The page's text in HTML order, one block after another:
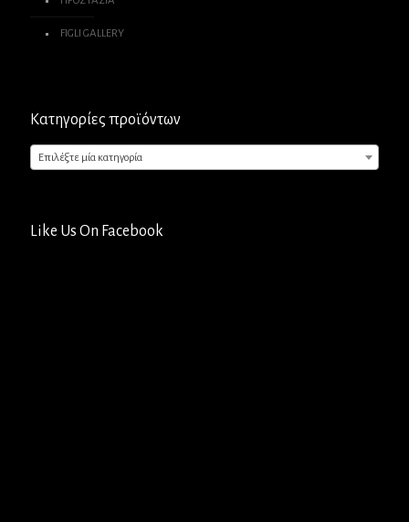
FIGLI GALLERY
Κατηγορίες προϊόντων
Επιλέξτε μία κατηγορία
Like Us On Facebook